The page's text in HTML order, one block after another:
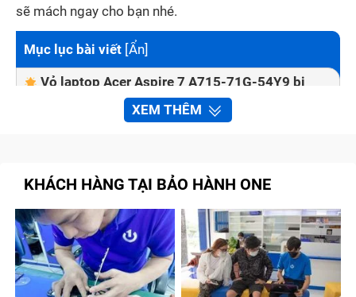
sẽ mách ngay cho bạn nhé.
Mục lục bài viết [Ẩn]
Vỏ laptop Acer Aspire 7 A715-71G-54Y9 bị
vỡ ảnh hưởng tới tình trạng máy như thế nào?
Thay vỏ laptop Acer Aspire 7 A715-71G-54Y9
nhanh chóng và chất lượng tại Bảo Hành One
Quy trình thay vỏ laptop Acer Aspire 7 A715-
71G-54Y9 tại Bảo Hành One
Cách giữ cho vỏ laptop Acer Aspire 7 A715-
71G-54Y9 không bị trầy xước sau khi thay mới
XEM THÊM
KHÁCH HÀNG TẠI BẢO HÀNH ONE